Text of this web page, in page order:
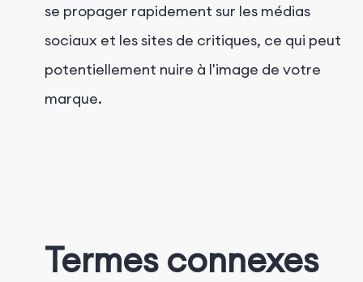
se propager rapidement sur les médias
sociaux et les sites de critiques, ce qui peut
potentiellement nuire à l'image de votre
marque.
Termes connexes